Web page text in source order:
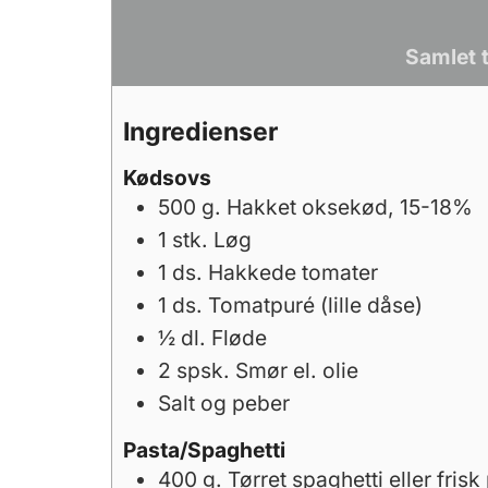
Samlet
Ingredienser
Kødsovs
500 g. Hakket oksekød, 15-18%
1 stk. Løg
1 ds. Hakkede tomater
1 ds. Tomatpuré (lille dåse)
½ dl. Fløde
2 spsk. Smør el. olie
Salt og peber
Pasta/Spaghetti
400 g. Tørret spaghetti eller frisk